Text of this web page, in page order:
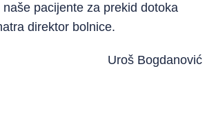
pacijente za prekid dotoka
direktor bolnice.
Uroš Bogdanović